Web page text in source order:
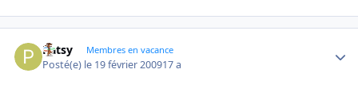
Patsy Membres en vacance
Posté(e) le 19 février 200917 a